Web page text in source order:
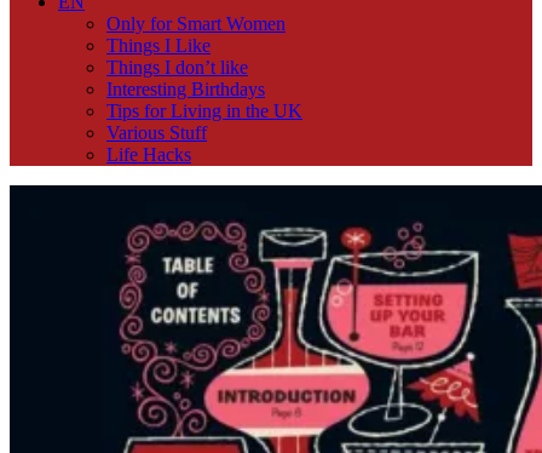
Only for Smart Women
Things I Like
Things I don’t like
Interesting Birthdays
Tips for Living in the UK
Various Stuff
Life Hacks